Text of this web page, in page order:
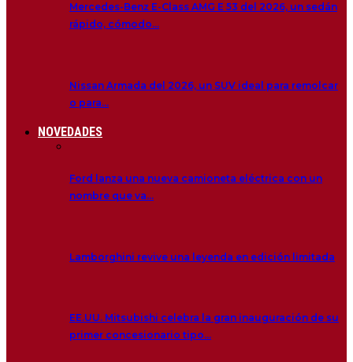
Mercedes-Benz E-Class AMG E 53 del 2026, un sedán
rápido, cómodo…
Nissan Armada del 2026, un SUV ideal para remolcar
o para…
NOVEDADES
Ford lanza una nueva camioneta eléctrica con un
nombre que va…
Lamborghini revive una leyenda en edición limitada
EE.UU. Mitsubishi celebra la gran inauguración de su
primer concesionario tipo…